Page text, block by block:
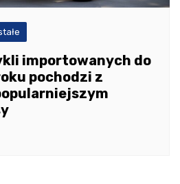
importowanych do
pochodzi z